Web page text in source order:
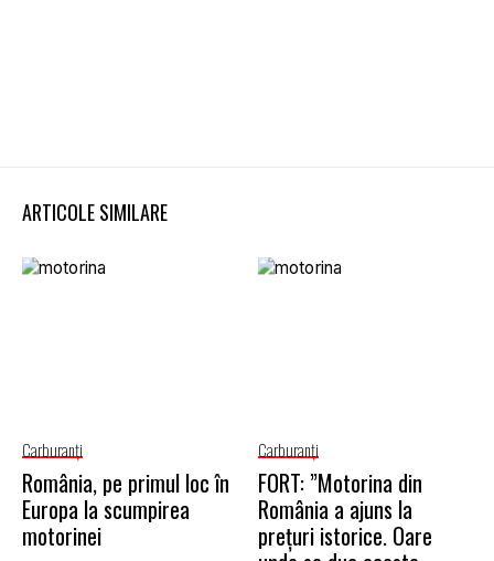
ARTICOLE SIMILARE
Carburanţi
România, pe primul loc în
Europa la scumpirea
motorinei
Carburanţi
FORT: ”Motorina din
România a ajuns la
prețuri istorice. Oare